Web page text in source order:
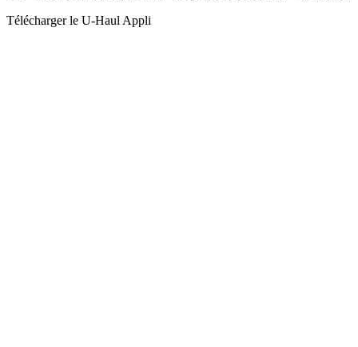
Télécharger le U-Haul Appli